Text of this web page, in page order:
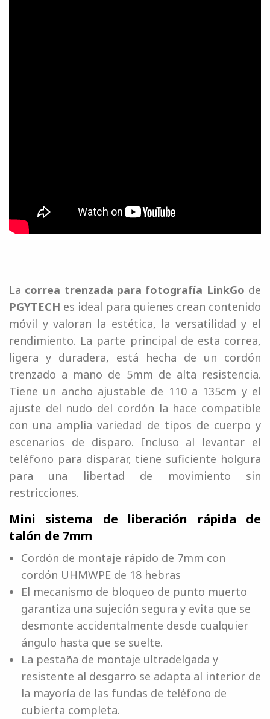
La correa trenzada para fotografía LinkGo de
PGYTECH es ideal para quienes crean contenido
móvil y valoran la estética, la versatilidad y el
rendimiento. La parte principal de esta correa,
ligera y duradera, está hecha de un cordón
trenzado a mano de 5mm de alta resistencia.
Tiene un ancho ajustable de 110 a 135cm y el
ajuste del nudo del cordón la hace compatible
con una amplia variedad de tipos de cuerpo y
escenarios de disparo. Incluso al levantar el
teléfono para disparar, tiene suficiente holgura
para una libertad de movimiento sin
restricciones.
Mini sistema de liberación rápida de
talón de 7mm
Cordón de montaje rápido de 7mm con
cordón UHMWPE de 18 hebras
El mecanismo de bloqueo de punto muerto
garantiza una sujeción segura y evita que se
desmonte accidentalmente desde cualquier
ángulo hasta que se suelte.
La pestaña de montaje ultradelgada y
resistente al desgarro se adapta al interior de
la mayoría de las fundas de teléfono de
cubierta completa.